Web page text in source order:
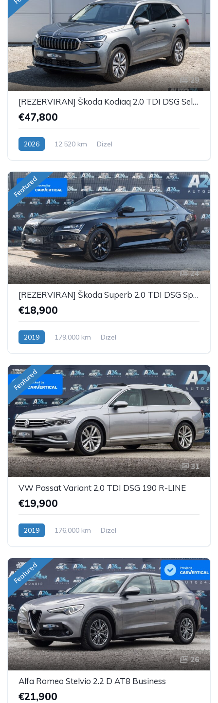
29
[REZERVIRAN] Škoda Kodiaq 2.0 TDI DSG Selection Plus - 7 SJEDALA
€47,800
2026 12,520 km Dizel
Featured
24
[REZERVIRAN] Škoda Superb 2.0 TDI DSG Sportline
€18,900
2019 179,000 km Dizel
Featured
31
VW Passat Variant 2,0 TDI DSG 190 R-LINE
€19,900
2019 176,000 km Dizel
Featured
26
Alfa Romeo Stelvio 2.2 D AT8 Business
€21,900